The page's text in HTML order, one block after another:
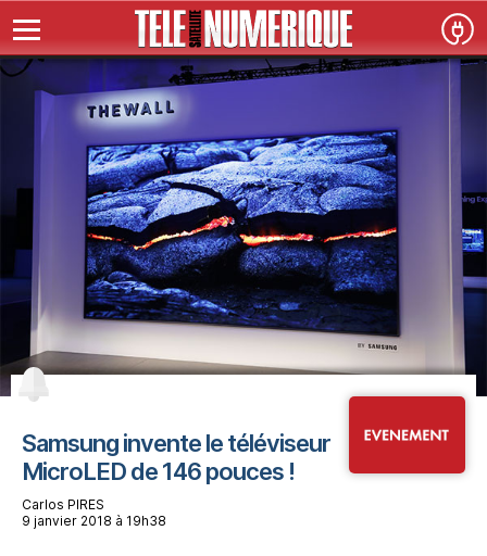
Samsung invente le téléviseur
MicroLED de 146 pouces !
Carlos PIRES
9 janvier 2018 à 19h38